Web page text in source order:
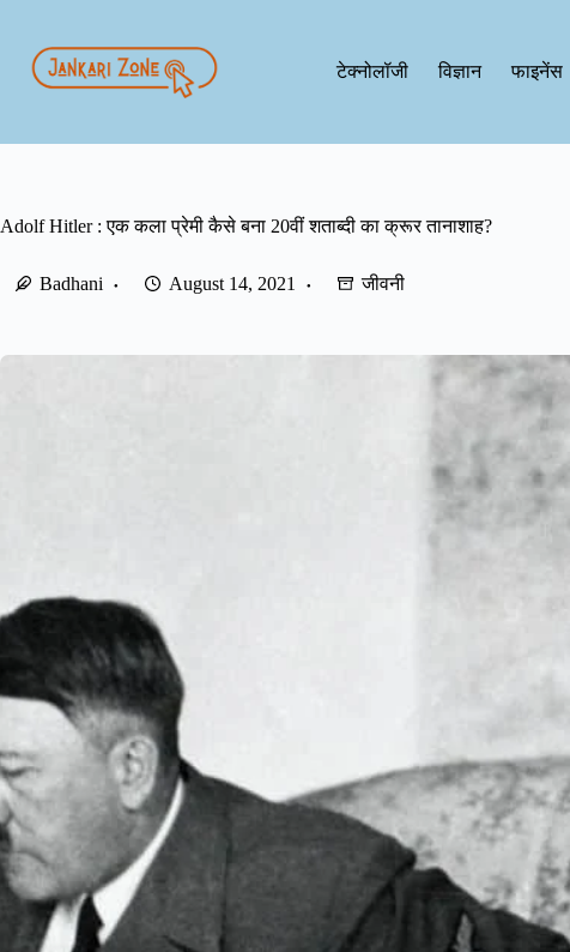
content
टेक्नोलॉजी
विज्ञान फाइनेंस
Adolf Hitler : एक कला प्रेमी कैसे बना 20वीं शताब्दी का क्रूर तानाशाह?
Badhani August 14, 2021 जीवनी